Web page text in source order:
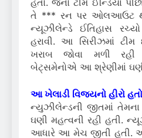
હતો. જેનો ટીમ ઈન્ડિયા
તે *** રન પર ઓલઆઉટ
ન્યૂઝીલેન્ડે ઈતિહાસ
હરાવી. આ સિરીઝમાં ટીમ
ખરાબ જોવા મળી રહી
બેટ્સમેનોએ આ શ્રેણીમાં ઘણી
આ ખેલાડી વિજયનો હીરો હતો
ન્યુઝીલેન્ડની જીતમાં તેમના
ઘણી મહત્વની રહી હતી.
આધારે આ મેચ જીતી હતી.